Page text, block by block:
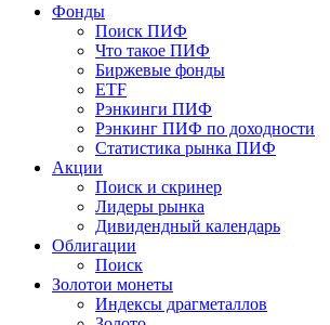
Фонды
Поиск ПИФ
Что такое ПИФ
Биржевые фонды
ETF
Рэнкинги ПИФ
Рэнкинг ПИФ по доходности
Статистика рынка ПИФ
Акции
Поиск и скринер
Лидеры рынка
Дивидендный календарь
Облигации
Поиск
Золотои монеты
Индексы драгметаллов